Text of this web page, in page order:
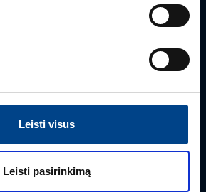
Leisti visus
Leisti pasirinkimą